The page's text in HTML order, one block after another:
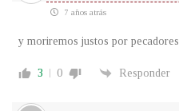
7 años atrás
y moriremos justos por pecadores
3 0 Responder